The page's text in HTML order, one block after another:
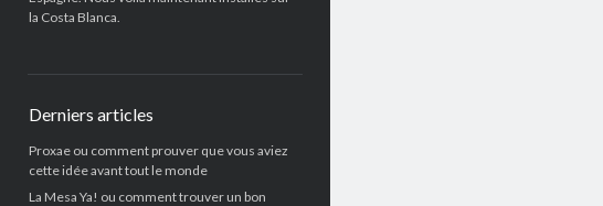
la Costa Blanca.
Derniers articles
Proxae ou comment prouver que vous aviez
cette idée avant tout le monde
La Mesa Ya! ou comment trouver un bon